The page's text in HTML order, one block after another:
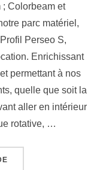
; Colorbeam et
parc matériel,
Perseo S,
Enrichissant
permettant à nos
quelle que soit la
aller en intérieur
rotative, …